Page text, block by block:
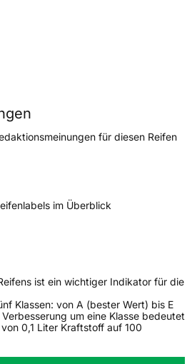
240 km/h
AS8
für diesen Reifen
im Überblick
ist ein wichtiger Indikator für die
Klassen: von A (bester Wert) bis E
um eine Klasse bedeutet
0,1 Liter Kraftstoff auf 100